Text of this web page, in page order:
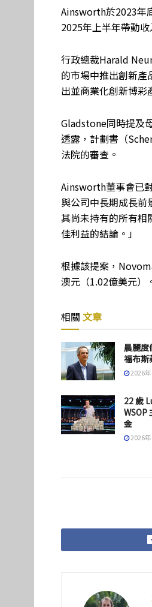
Ainsworth於2023年
2025年上半年帶動收
行政總裁Harald
的市場中推出創新
出並商業化創新博彩
Gladstone同時提及
透露，計劃書（
法院的審查。
Ainsworth董事會已
與公司中長期成長
其尚未持有的所有相
佳利益的結論。」
根據該提案，
澳元（1.02億美元）
相關 文章
晨麗
福布斯
2026
22 歲
WSOP
金
2026